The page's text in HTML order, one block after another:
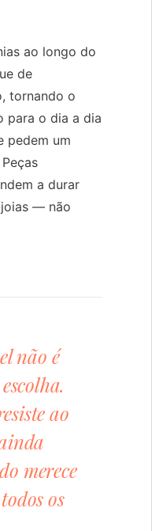
ao longo do
de
tornando o
para o dia a dia
pedem um
a durar
— não
não é
ao
merece
os